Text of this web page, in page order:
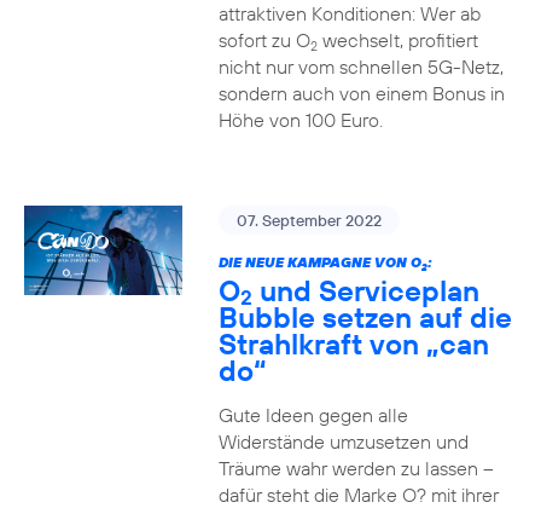
attraktiven Konditionen: Wer ab
sofort zu O2wechselt, profitiert
nicht nur vom schnellen 5G-Netz,
sondern auch von einem Bonus in
Höhe von 100 Euro.
07. September 2022
DIE NEUE KAMPAGNE VON O2:
O2 und Serviceplan
Bubble setzen auf die
Strahlkraft von „can
do“
Gute Ideen gegen alle
Widerstände umzusetzen und
Träume wahr werden zu lassen –
dafür steht die Marke O? mit ihrer